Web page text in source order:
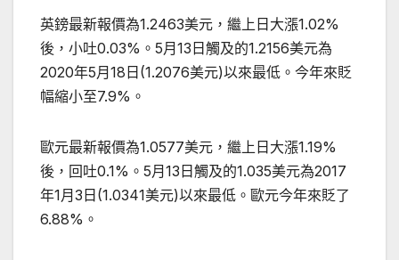
英鎊最新報價為1.2463美元，繼上日大漲1.02%
後，小吐0.03%。5月13日觸及的1.2156美元為
2020年5月18日(1.2076美元)以來最低。今年來貶
幅縮小至7.9%。
歐元最新報價為1.0577美元，繼上日大漲1.19%
後，回吐0.1%。5月13日觸及的1.035美元為2017
年1月3日(1.0341美元)以來最低。歐元今年來貶了
6.88%。